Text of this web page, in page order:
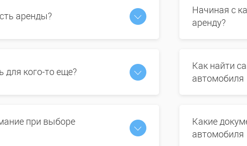
аренды?
Начиная с
аренду?
для кого-то еще?
Как найти
автомобиля
при выборе
Какие
автомобиля